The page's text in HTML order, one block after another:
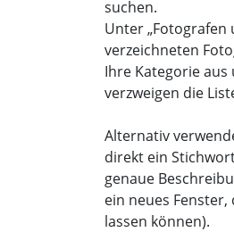
suchen.
Unter „Fotografen
verzeichneten
Ihre Kategorie aus
verzweigen die
Alternativ
direkt ein
genaue
ein neues
lassen können).